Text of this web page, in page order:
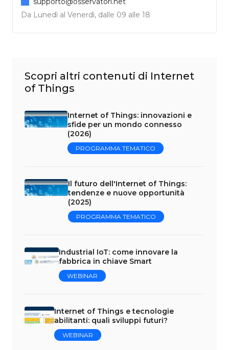
Da Lunedì al Venerdì, dalle 09 alle 18
Scopri altri contenuti di Internet
of Things
Internet of Things: innovazioni e
sfide per un mondo connesso
(2026)
PROGRAMMA TEMATICO
Il futuro dell'Internet of Things:
tendenze e nuove opportunità
(2025)
PROGRAMMA TEMATICO
Industrial IoT: come innovare la
fabbrica in chiave Smart
WEBINAR
Internet of Things e tecnologie
abilitanti: quali sviluppi futuri?
WEBINAR